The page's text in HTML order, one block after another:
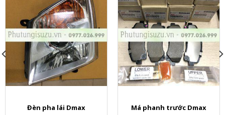
Đèn pha lái Dmax Má phanh trước Dmax